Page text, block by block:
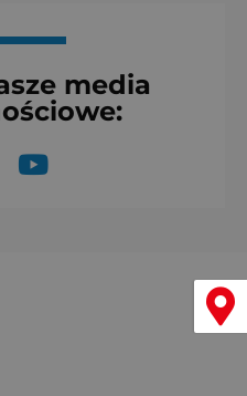
media
Y
o
Menu